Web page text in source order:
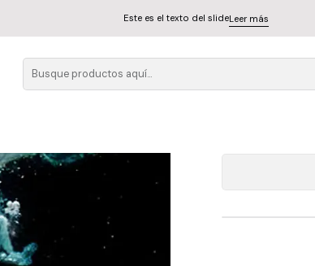
Este es el texto del slideLeer más